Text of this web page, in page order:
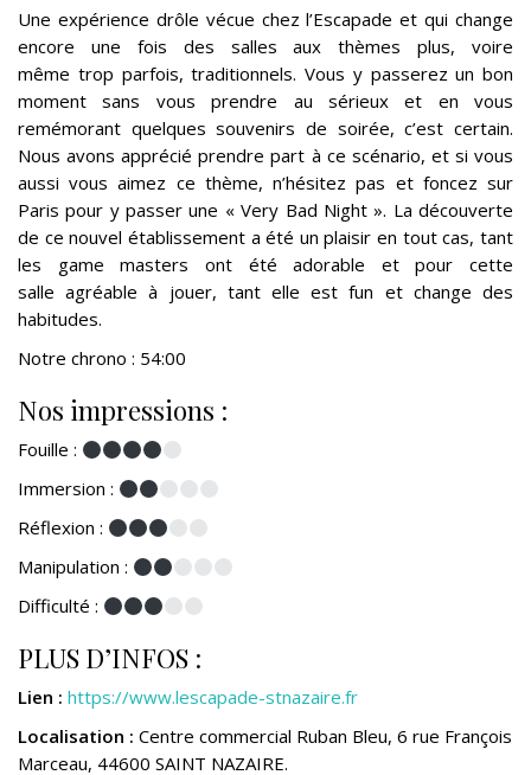
Une expérience drôle vécue chez l’Escapade et qui change
encore une fois des salles aux thèmes plus, voire
même trop parfois, traditionnels. Vous y passerez un bon
moment sans vous prendre au sérieux et en vous
remémorant quelques souvenirs de soirée, c’est certain.
Nous avons apprécié prendre part à ce scénario, et si vous
aussi vous aimez ce thème, n’hésitez pas et foncez sur
Paris pour y passer une « Very Bad Night ». La découverte
de ce nouvel établissement a été un plaisir en tout cas, tant
les game masters ont été adorable et pour cette
salle agréable à jouer, tant elle est fun et change des
habitudes.
Notre chrono : 54:00
Nos impressions :
Fouille :
Immersion :
Réflexion :
Manipulation :
Difficulté :
PLUS D’INFOS :
Lien : https://www.lescapade-stnazaire.fr
Localisation : Centre commercial Ruban Bleu, 6 rue François
Marceau, 44600 SAINT NAZAIRE.